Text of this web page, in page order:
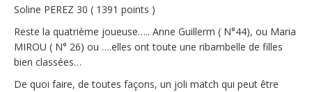
Soline PEREZ 30 ( 1391 points )
Reste la quatrième joueuse….. Anne Guillerm ( N°44), ou Maria
MIROU ( N° 26) ou ….elles ont toute une ribambelle de filles
bien classées…
De quoi faire, de toutes façons, un joli match qui peut être